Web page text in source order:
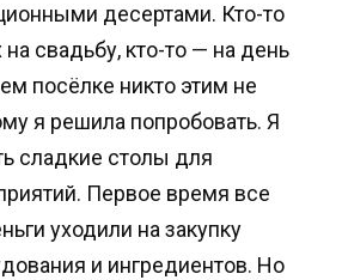
десертами. Кто-то
на свадьбу, кто-то — на день
посёлке никто этим не
я решила попробовать. Я
сладкие столы для
Первое время все
уходили на закупку
и ингредиентов. Но